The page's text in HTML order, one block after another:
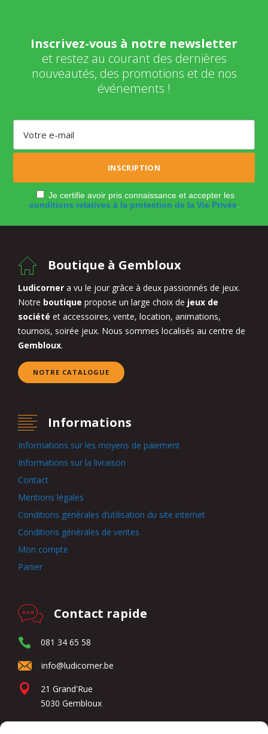
Inscrivez-vous à notre newsletter
et restez au courant des dernières
nouveautés, des promotions et de nos
événements !
Je certifie avoir pris connaissance et accepter les
conditions relatives à la protection de la Vie Privée.
Boutique à Gembloux
Ludicorner a vu le jour grâce à deux passionnés de jeux.
Notre boutique propose un large choix de jeux de
société et accessoires, vente, location, animations,
tournois, soirée jeux. Nous sommes localisés au centre de
Gembloux.
NOTRE CATALOGUE
Informations
Informations sur les moyens de paiement
Informations sur la livraison
Contact
Mentions légales
Conditions générales d’utilisation du site internet
Conditions générales de ventes
Mon compte
Panier
Contact rapide
081 34 65 58
info@ludicorner.be
21 Grand'Rue
5030 Gembloux